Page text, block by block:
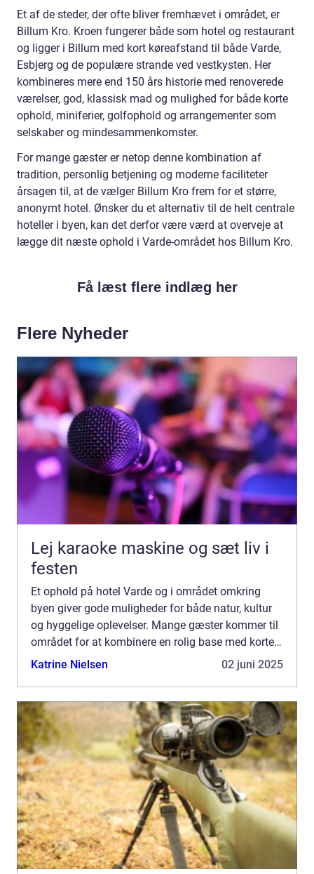
Et af de steder, der ofte bliver fremhævet i området, er
Billum Kro. Kroen fungerer både som hotel og restaurant
og ligger i Billum med kort køreafstand til både Varde,
Esbjerg og de populære strande ved vestkysten. Her
kombineres mere end 150 års historie med renoverede
værelser, god, klassisk mad og mulighed for både korte
ophold, miniferier, golfophold og arrangementer som
selskaber og mindesammenkomster.
For mange gæster er netop denne kombination af
tradition, personlig betjening og moderne faciliteter
årsagen til, at de vælger Billum Kro frem for et større,
anonymt hotel. Ønsker du et alternativ til de helt centrale
hoteller i byen, kan det derfor være værd at overveje at
lægge dit næste ophold i Varde-området hos Billum Kro.
Få læst flere indlæg her
Flere Nyheder
Lej karaoke maskine og sæt liv i
festen
Et ophold på hotel Varde og i området omkring
byen giver gode muligheder for både natur, kultur
og hyggelige oplevelser. Mange gæster kommer til
området for at kombinere en rolig base med korte
ture til Vesterhavet, Varde bymidte og de mindre
Katrine Nielsen 02 juni 2025